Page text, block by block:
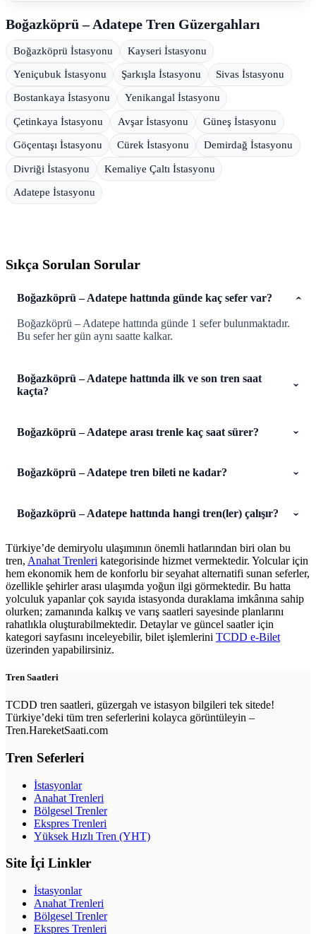
Boğazköprü – Adatepe Tren Güzergahları
Boğazköprü İstasyonu Kayseri İstasyonu
Yeniçubuk İstasyonu Şarkışla İstasyonu Sivas İstasyonu
Bostankaya İstasyonu Yenikangal İstasyonu
Çetinkaya İstasyonu Avşar İstasyonu Güneş İstasyonu
Göçentaşı İstasyonu Cürek İstasyonu Demirdağ İstasyonu
Divriği İstasyonu Kemaliye Çaltı İstasyonu
Adatepe İstasyonu
Sıkça Sorulan Sorular
Boğazköprü – Adatepe hattında günde kaç sefer var?
Boğazköprü – Adatepe hattında günde 1 sefer bulunmaktadır.
Bu sefer her gün aynı saatte kalkar.
Boğazköprü – Adatepe hattında ilk ve son tren saat
kaçta?
Boğazköprü – Adatepe arası trenle kaç saat sürer?
Boğazköprü – Adatepe tren bileti ne kadar?
Boğazköprü – Adatepe hattında hangi tren(ler) çalışır?
Türkiye’de demiryolu ulaşımının önemli hatlarından biri olan bu
tren, Anahat Trenleri kategorisinde hizmet vermektedir. Yolcular için
hem ekonomik hem de konforlu bir seyahat alternatifi sunan seferler,
özellikle şehirler arası ulaşımda yoğun ilgi görmektedir. Bu hatta
yolculuk yapanlar çok sayıda istasyonda duraklama imkânına sahip
olurken; zamanında kalkış ve varış saatleri sayesinde planlarını
rahatlıkla oluşturabilmektedir. Detaylar ve güncel saatler için
kategori sayfasını inceleyebilir, bilet işlemlerini TCDD e-Bilet
üzerinden yapabilirsiniz.
Tren Saatleri
TCDD tren saatleri, güzergah ve istasyon bilgileri tek sitede!
Türkiye’deki tüm tren seferlerini kolayca görüntüleyin –
Tren.HareketSaati.com
Tren Seferleri
İstasyonlar
Anahat Trenleri
Bölgesel Trenler
Ekspres Trenleri
Yüksek Hızlı Tren (YHT)
Site İçi Linkler
İstasyonlar
Anahat Trenleri
Bölgesel Trenler
Ekspres Trenleri